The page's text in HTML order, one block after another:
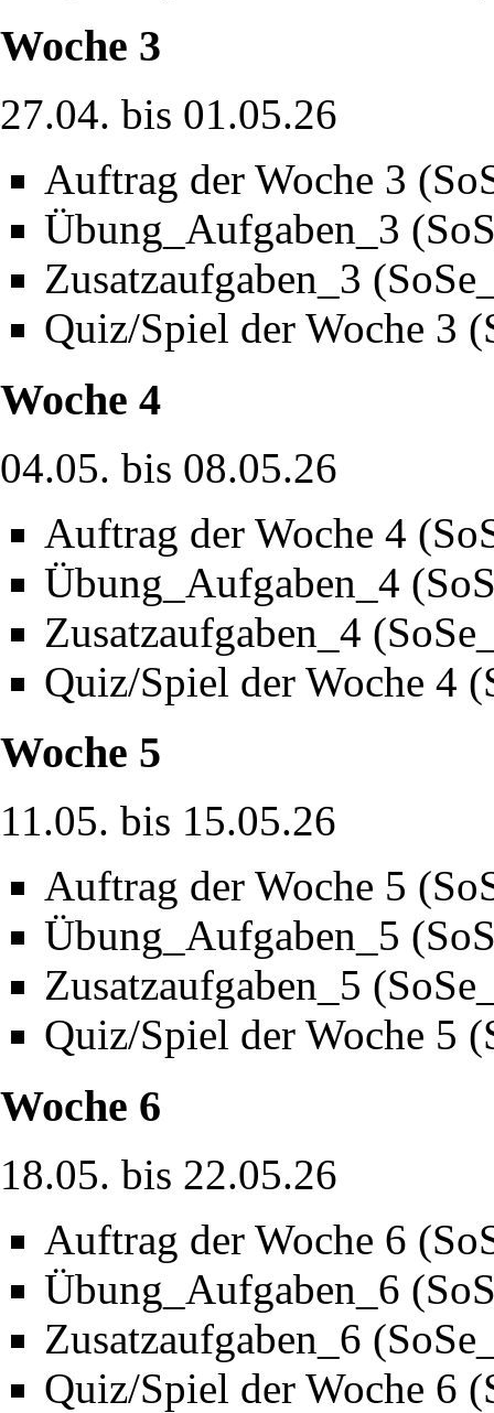
Woche 3
27.04. bis 01.05.26
Auftrag der Woche 3
Übung_Aufgaben_3
Zusatzaufgaben_3
Quiz/Spiel der Woche 3
Woche 4
04.05. bis 08.05.26
Auftrag der Woche 4
Übung_Aufgaben_4
Zusatzaufgaben_4
Quiz/Spiel der Woche 4
Woche 5
11.05. bis 15.05.26
Auftrag der Woche 5
Übung_Aufgaben_5
Zusatzaufgaben_5
Quiz/Spiel der Woche 5
Woche 6
18.05. bis 22.05.26
Auftrag der Woche 6
Übung_Aufgaben_6
Zusatzaufgaben_6
Quiz/Spiel der Woche 6